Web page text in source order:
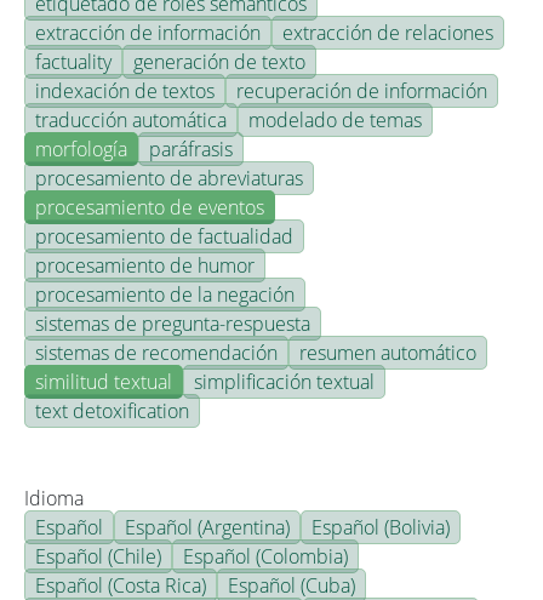
extracción de información
extracción de relaciones
factuality
generación de texto
indexación de textos
recuperación de información
traducción automática
modelado de temas
morfología
paráfrasis
procesamiento de abreviaturas
procesamiento de eventos
procesamiento de factualidad
procesamiento de humor
procesamiento de la negación
sistemas de pregunta-respuesta
sistemas de recomendación
resumen automático
similitud textual
simplificación textual
text detoxification
Idioma
Español
Español (Argentina)
Español (Bolivia)
Español (Chile)
Español (Colombia)
Español (Costa Rica)
Español (Cuba)